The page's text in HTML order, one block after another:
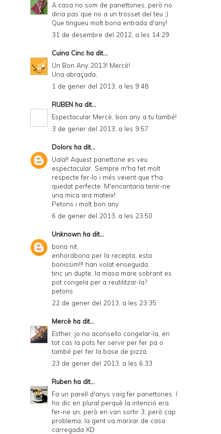
A casa no som de panettones, però no
diria pas que no a un trosset del teu ;)
Que tingueu molt bona entrada d'any!
31 de desembre del 2012, a les 14:29
Cuina Cinc ha dit...
Un Bon Any 2013! Mercè!
Una abraçada,
1 de gener del 2013, a les 9:48
RUBEN ha dit...
Espectacular Mercè, bon any a tu també!
3 de gener del 2013, a les 9:57
Dolors ha dit...
Uala!! Aquest panettone es veu
espectacular. Sempre m'ha fet molt
respecte fer-lo i més veient que t'ha
quedat perfecte. M'encantaria tenir-ne
una mica ara mateix!
Petons i molt bon any
6 de gener del 2013, a les 23:50
Unknown ha dit...
bona nit,
enhorabona per la recepta, esta
bonissim!!! han volat enseguida.
tinc un dupte, la masa mare sobrant es
pot congela per a reutilitzar-la?
petons
22 de gener del 2013, a les 23:35
Mercè ha dit...
Esther, jo no aconsello congelar-la, en
tot cas la pots fer servir per fer pa o
també per fer la base de pizza.
23 de gener del 2013, a les 6:33
Ruben ha dit...
Fa un parell d'anys vaig fer panettones. I
ho dic en plural perquè la intenció era
fer-ne un, però en van sortir 3; però cap
problema, la gent va marxar de casa
carregada XD